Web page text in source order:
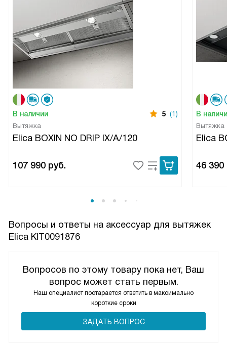
В наличии 5 (1)
Вытяжка
Elica BOXIN NO DRIP IX/A/120
107 990 руб.
В
Вытяжка
Elica
46 390
Вопросы и ответы на аксессуар для вытяжек
Elica KIT0091876
Вопросов по этому товару пока нет, Ваш
вопрос может стать первым.
Наш специалист постарается ответить в максимально
короткие сроки
ЗАДАТЬ ВОПРОС